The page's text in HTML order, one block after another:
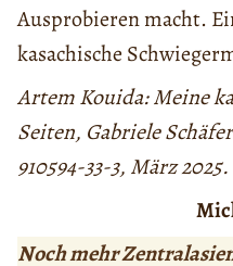
Ausprobieren macht.
kasachische
Artem Kouida: Meine
Seiten, Gabriele
910594-33-3, März 2025.
Noch mehr